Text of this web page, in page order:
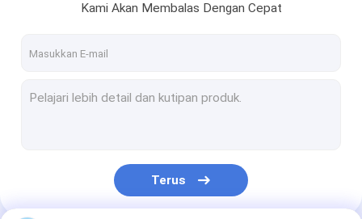
Mata Bor DTH
PIPA BOR DTH
Pipa Pengeboran RC Dual Wall
Kami Akan Membalas Dengan Cepat
Terus